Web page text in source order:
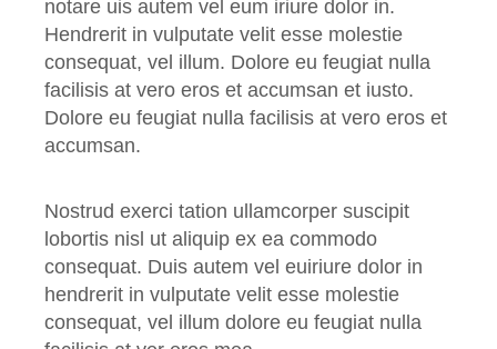
notare uis autem vel eum iriure dolor in.
Hendrerit in vulputate velit esse molestie
consequat, vel illum. Dolore eu feugiat nulla
facilisis at vero eros et accumsan et iusto.
Dolore eu feugiat nulla facilisis at vero eros et
accumsan.
Nostrud exerci tation ullamcorper suscipit
lobortis nisl ut aliquip ex ea commodo
consequat. Duis autem vel euiriure dolor in
hendrerit in vulputate velit esse molestie
consequat, vel illum dolore eu feugiat nulla